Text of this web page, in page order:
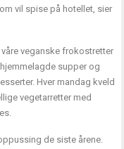
vil spise på hotellet, sier
veganske frokostretter
supper og
Hver mandag kveld
vegetarretter med
de siste årene.